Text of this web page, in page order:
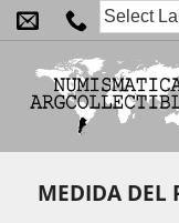
Saltar
al
contenido
MEDIDA DEL